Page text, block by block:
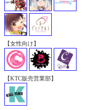
【女性向け】
【KTC販売営業部】